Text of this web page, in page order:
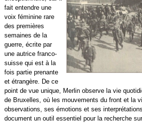
fait entendre une
voix féminine rare
des premières
semaines de la
guerre, écrite par
une autrice franco-
suisse qui est à la
fois partie prenante
et étrangère. De ce
point de vue unique, Merlin observe la vie
de Bruxelles, où les mouvements du front et la
observations, ses émotions et ses
document un outil essentiel pour la recherche